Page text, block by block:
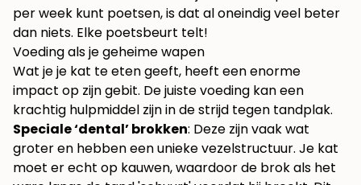
per week kunt poetsen, is dat al oneindig veel beter
dan niets. Elke poetsbeurt telt!
Voeding als je geheime wapen
Wat je je kat te eten geeft, heeft een enorme
impact op zijn gebit. De juiste voeding kan een
krachtig hulpmiddel zijn in de strijd tegen tandplak.
Speciale ‘dental’ brokken: Deze zijn vaak wat
groter en hebben een unieke vezelstructuur. Je kat
moet er echt op kauwen, waardoor de brok als het